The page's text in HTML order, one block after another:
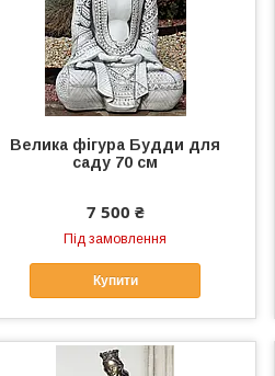
Велика фігура Будди для
саду 70 см
7 500 ₴
Під замовлення
Купити